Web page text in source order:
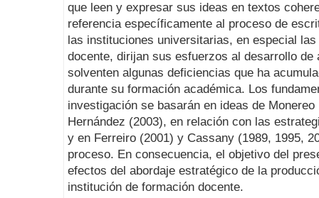
que leen y expresar sus ideas en textos
referencia específicamente al proceso de
las instituciones universitarias, en especial
docente, dirijan sus esfuerzos al desarrollo de
solventen algunas deficiencias que ha
durante su formación académica. Los
investigación se basarán en ideas de
Hernández (2003), en relación con las
y en Ferreiro (2001) y Cassany (1989, 1995,
proceso. En consecuencia, el objetivo del
efectos del abordaje estratégico de la
institución de formación docente.